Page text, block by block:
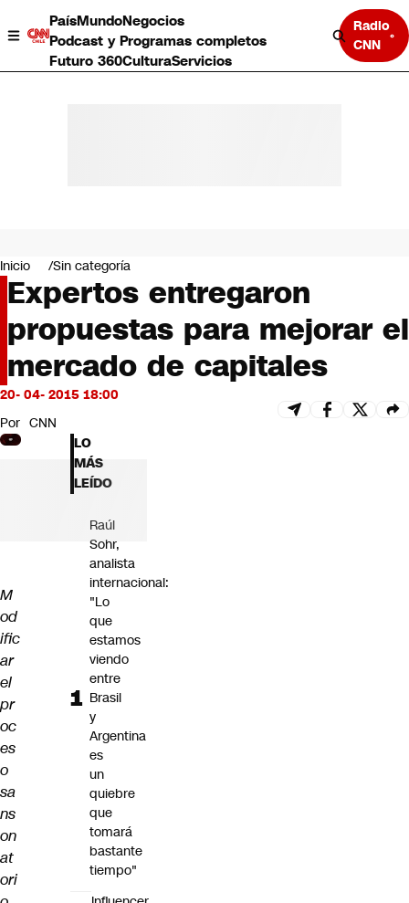
PaísMundoNegocios
Podcast y Programas completos
Futuro 360CulturaServicios
Radio
CNN
Negocios
Deportes
Programas completos
Cultura
Servicios
Bits
CNN tiempo
Futuro 360
Opinión
Inicio Sin categoría
Expertos entregaron
propuestas para mejorar el
mercado de capitales
20- 04- 2015 18:00
Por CNN
M
od
ific
ar
el
pr
oc
es
o
sa
ns
on
at
ori
LO
MÁS
LEÍDO
Raúl
Sohr,
analista
internacional:
"Lo
que
estamos
viendo
entre
Brasil
y
Argentina
es
un
quiebre
que
tomará
bastante
tiempo"